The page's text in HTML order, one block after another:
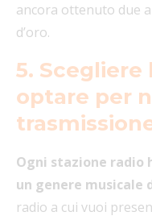
ancora ottenuto due
d’oro.
5. Scegliere
optare per
Ogni stazione radio
un genere
radio a cui vuoi